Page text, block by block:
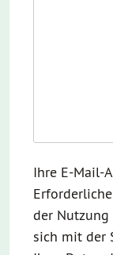
Ihre E-Mail-
der Nutzung
sich mit der